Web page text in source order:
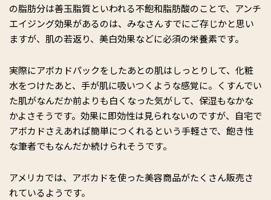
の脂肪分は善玉脂質といわれる不飽和脂肪酸のことで、アンチ
エイジング効果があるのは、みなさんすでにご存じかと思い
ますが、肌の若返り、美白効果などに必須の栄養素です。
実際にアボカドパックをしたあとの肌はしっとりして、化粧
水をつけたあと、手が肌に吸いつくような感覚に。くすんでい
た肌がなんだか前よりも白くなった気がして、保湿もなかな
かよさそうです。効果に即効性は見られないのですが、自宅で
アボカドさえあれば簡単につくれるという手軽さで、飽き性
な筆者でもなんだか続けられそうです。
アメリカでは、アボカドを使った美容商品がたくさん販売さ
れているようです。